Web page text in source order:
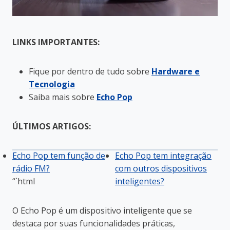
LINKS IMPORTANTES:
Fique por dentro de tudo sobre Hardware e
Tecnologia
Saiba mais sobre Echo Pop
ÚLTIMOS ARTIGOS:
Echo Pop tem função de
rádio FM?
Echo Pop tem integração
com outros dispositivos
inteligentes?
“`html
O Echo Pop é um dispositivo inteligente que se
destaca por suas funcionalidades práticas,